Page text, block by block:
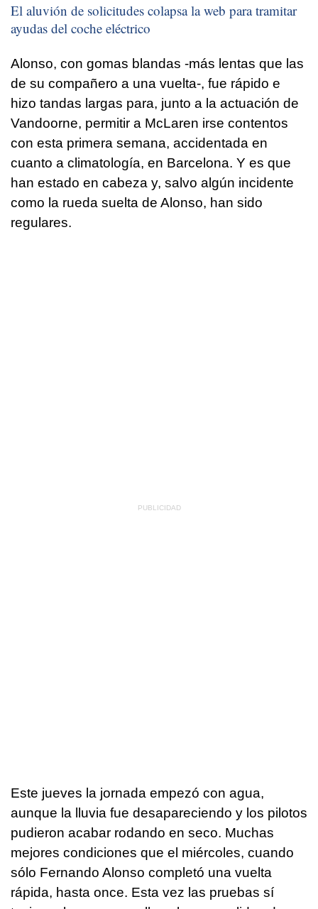
El aluvión de solicitudes colapsa la web para tramitar
ayudas del coche eléctrico
Alonso, con gomas blandas -más lentas que las
de su compañero a una vuelta-, fue rápido e
hizo tandas largas para, junto a la actuación de
Vandoorne, permitir a McLaren irse contentos
con esta primera semana, accidentada en
cuanto a climatología, en Barcelona. Y es que
han estado en cabeza y, salvo algún incidente
como la rueda suelta de Alonso, han sido
regulares.
Este jueves la jornada empezó con agua,
aunque la lluvia fue desapareciendo y los pilotos
pudieron acabar rodando en seco. Muchas
mejores condiciones que el miércoles, cuando
sólo Fernando Alonso completó una vuelta
rápida, hasta once. Esta vez las pruebas sí